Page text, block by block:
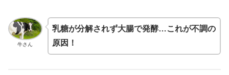
牛さん
乳糖が分解されず大腸で発酵…これが不調の
原因！